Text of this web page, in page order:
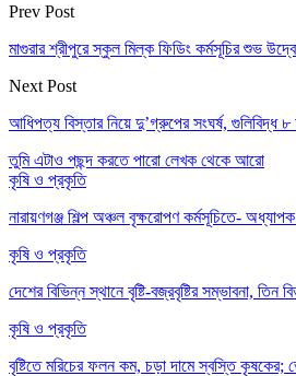
Prev Post
মাগুরার শ্রীপুরে স্কুল মিল্ক ফিডিং কর্মসূচির শুভ
Next Post
আধিপত্য বিস্তার নিয়ে দু’গ্রুপের সংঘর্ষ, গুলিবিদ্ধ
তুমি এটাও পছন্দ করতে পারো লেখক থেকে আরো
কৃষি ও প্রকৃতি
নারায়ণগঞ্জ শিল্প অঞ্চল বৃক্ষরোপণ কর্মসূচিতে- অধ্যাপক
কৃষি ও প্রকৃতি
দেশের বিভিন্ন স্থানে বৃষ্টি-বজ্রবৃষ্টির সম্ভাবনা, তিন
কৃষি ও প্রকৃতি
বৃষ্টিতে মরিচের ফলন কম, চড়া দামে স্বস্তি কৃষকের;